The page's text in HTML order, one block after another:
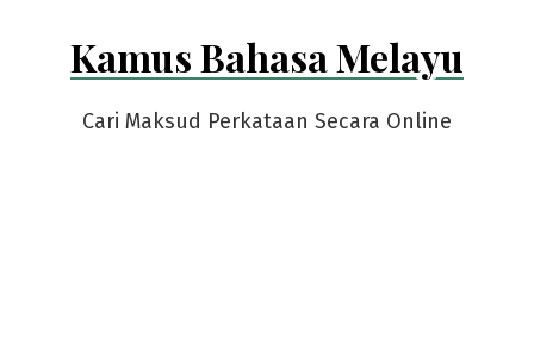
Kamus Bahasa Melayu
Cari Maksud Perkataan Secara Online